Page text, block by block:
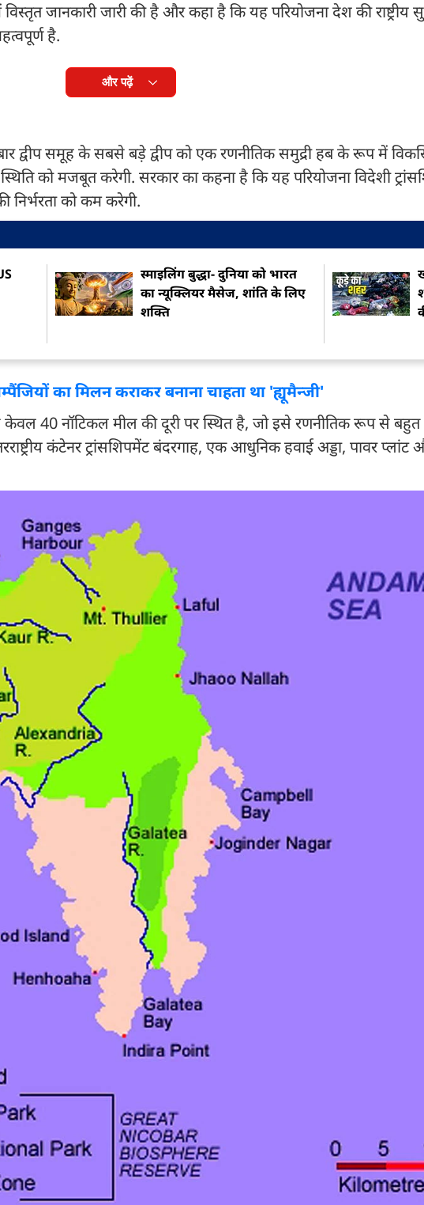
जानकारी जारी की है और कहा है कि यह परियोजना देश की राष्ट्रीय
है.
और पढ़ें
द्वीप समूह के सबसे बड़े द्वीप को एक रणनीतिक समुद्री हब के रूप में
को मजबूत करेगी. सरकार का कहना है कि यह परियोजना विदेशी
निर्भरता को कम करेगी.
स्माइलिंग बुद्धा- दुनिया को भारत
का न्यूक्लियर मैसेज, शांति के लिए
शक्ति
का मिलन कराकर बनाना चाहता था 'ह्यूमैन्जी'
से केवल 40 नॉटिकल मील की दूरी पर स्थित है, जो इसे रणनीतिक रूप से बहुत
कंटेनर ट्रांसशिपमेंट बंदरगाह, एक आधुनिक हवाई अड्डा, पावर